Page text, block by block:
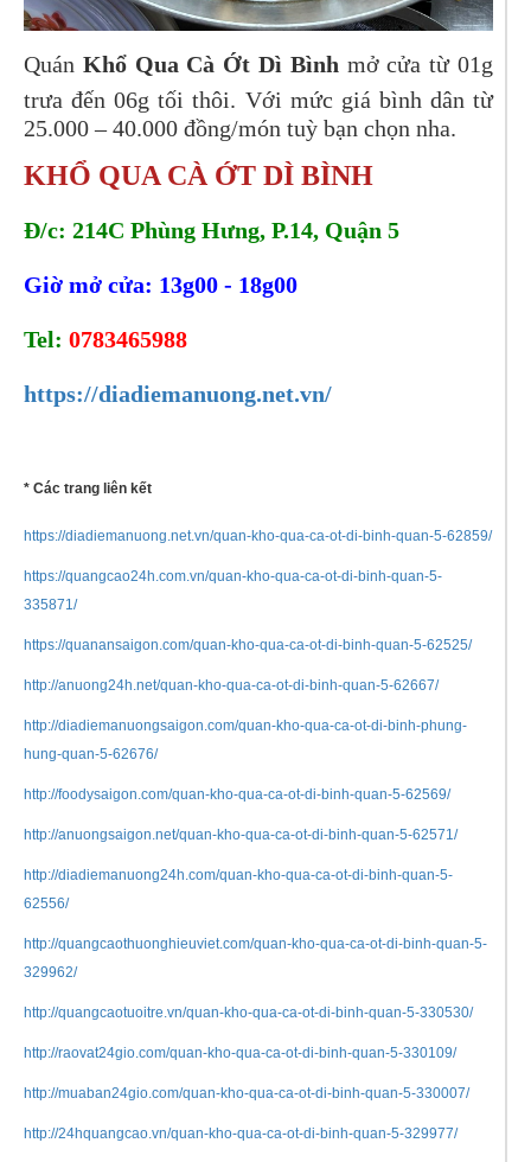
Quán Khổ Qua Cà Ớt Dì Bình mở cửa từ 01g
trưa đến 06g tối thôi. Với mức giá bình dân từ
25.000 – 40.000 đồng/món tuỳ bạn chọn nha.
KHỔ QUA CÀ ỚT DÌ BÌNH
Đ/c: 214C Phùng Hưng, P.14, Quận 5
Giờ mở cửa: 13g00 - 18g00
Tel: 0783465988
https://diadiemanuong.net.vn/
* Các trang liên kết
https://diadiemanuong.net.vn/quan-kho-qua-ca-ot-di-binh-quan-5-62859/
https://quangcao24h.com.vn/quan-kho-qua-ca-ot-di-binh-quan-5-
335871/
https://quanansaigon.com/quan-kho-qua-ca-ot-di-binh-quan-5-62525/
http://anuong24h.net/quan-kho-qua-ca-ot-di-binh-quan-5-62667/
http://diadiemanuongsaigon.com/quan-kho-qua-ca-ot-di-binh-phung-
hung-quan-5-62676/
http://foodysaigon.com/quan-kho-qua-ca-ot-di-binh-quan-5-62569/
http://anuongsaigon.net/quan-kho-qua-ca-ot-di-binh-quan-5-62571/
http://diadiemanuong24h.com/quan-kho-qua-ca-ot-di-binh-quan-5-
62556/
http://quangcaothuonghieuviet.com/quan-kho-qua-ca-ot-di-binh-quan-5-
329962/
http://quangcaotuoitre.vn/quan-kho-qua-ca-ot-di-binh-quan-5-330530/
http://raovat24gio.com/quan-kho-qua-ca-ot-di-binh-quan-5-330109/
http://muaban24gio.com/quan-kho-qua-ca-ot-di-binh-quan-5-330007/
http://24hquangcao.vn/quan-kho-qua-ca-ot-di-binh-quan-5-329977/